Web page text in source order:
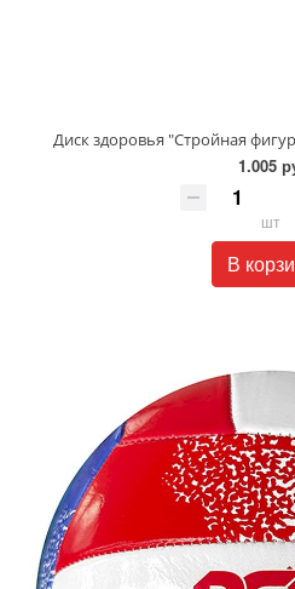
Диск здоровья "Стройная
1.005
шт
В